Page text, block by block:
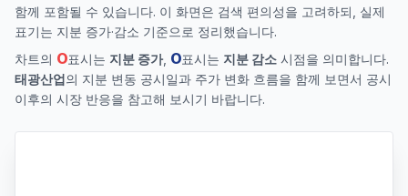
함께 포함될 수 있습니다. 이 화면은 검색 편의성을 고려하되, 실제
표기는 지분 증가·감소 기준으로 정리했습니다.
차트의 O표시는 지분 증가, O표시는 지분 감소 시점을 의미합니다.
태광산업의 지분 변동 공시일과 주가 변화 흐름을 함께 보면서 공시
이후의 시장 반응을 참고해 보시기 바랍니다.